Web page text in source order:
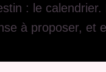
: le
à proposer, et